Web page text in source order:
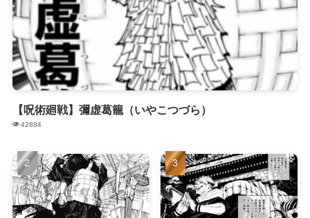
【呪術廻戦】彌虚葛籠（いやこつづら）
42884